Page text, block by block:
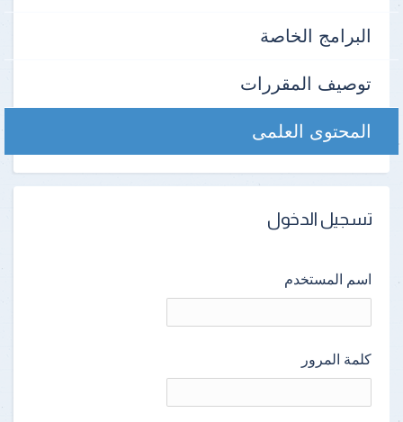
البرامج الخاصة
توصيف المقررات
المحتوى العلمى
تسجيل الدخول
اسم المستخدم
كلمة المرور